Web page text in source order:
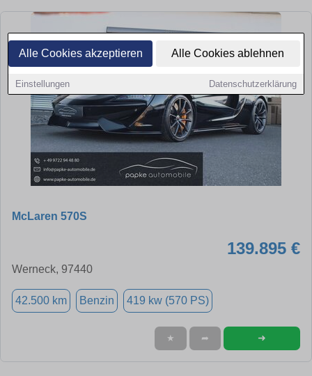
Alle Cookies akzeptieren Alle Cookies ablehnen
Einstellungen Datenschutzerklärung
McLaren 570S
139.895 €
Werneck, 97440
42.500 km Benzin 419 kw (570 PS)
★ ➦ ➜